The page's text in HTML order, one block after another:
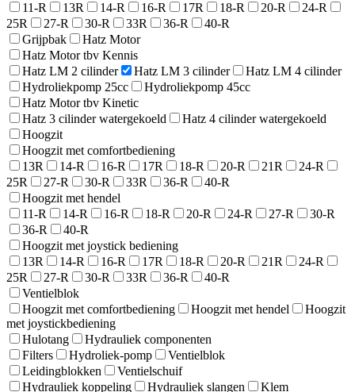
11-R
13R 14-R 16-R 17R 18-R 20-R
24-R
25R
27-R 30-R 33R 36-R
40-R
Grijpbak
Hatz Motor
Hatz Motor tbv Kennis
Hatz LM 2 cilinder
Hatz LM 3 cilinder
Hatz LM 4 cilinder
Hydroliekpomp 25cc
Hydroliekpomp 45cc
Hatz Motor tbv Kinetic
Hatz 3 cilinder watergekoeld
Hatz 4 cilinder watergekoeld
Hoogzit
Hoogzit met comfortbediening
13R
14-R 16-R 17R 18-R 20-R 21R
24-R
25R
27-R 30-R 33R 36-R
40-R
Hoogzit met hendel
11-R
14-R 16-R 18-R 20-R 24-R 27-R
30-R
36-R
40-R
Hoogzit met joystick bediening
13R
14-R 16-R 17R 18-R 20-R 21R
24-R
25R
27-R 30-R 33R 36-R
40-R
Ventielblok
Hoogzit met comfortbediening
Hoogzit met hendel
Hoogzit
met joystickbediening
Hulotang
Hydrauliek componenten
Filters
Hydroliek-pomp
Ventielblok
Leidingblokken
Ventielschuif
Hydrauliek koppeling
Hydrauliek slangen Klem